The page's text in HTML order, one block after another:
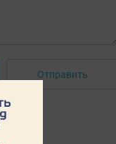
Отправить